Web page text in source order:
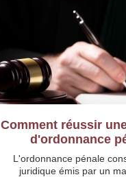
Comment réussir
d'ordonnance
L'ordonnance pénale
juridique émis par un